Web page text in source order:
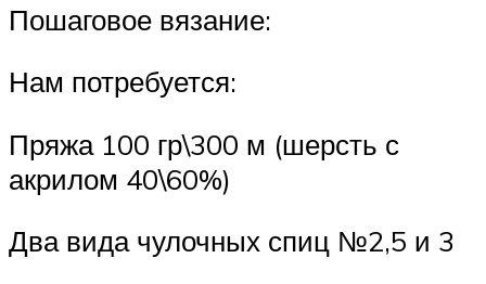
Пошаговое вязание:
Нам потребуется:
Пряжа 100 гр\300 м (шерсть с
акрилом 40\60%)
Два вида чулочных спиц №2,5 и 3